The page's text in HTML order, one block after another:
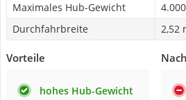
Maximales Hub-Gewicht
Durchfahrbreite
2,52
Vorteile
hohes Hub-Gewicht